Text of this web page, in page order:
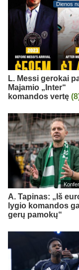
Dienos
L. Messi gerokai
Majamio „Inter“
komandos vertę
A. Tapinas: „Iš
lygio komandos
gerų pamokų“